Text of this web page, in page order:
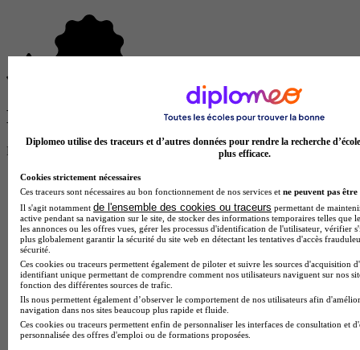
Donne ton avis !
Partage ton expérience et aide d’autres étudiants à faire le bon choix.
Diplomeo utilise des traceurs et d’autres données pour rendre la recherche
plus efficace.
Cookies strictement nécessaires
Ces traceurs sont nécessaires au bon fonctionnement de nos services et ne peuvent pas être
Il s'agit notamment de l'ensemble des cookies ou traceurs permettant de
active pendant sa navigation sur le site, de stocker des informations temporaires telles que
les annonces ou les offres vues, gérer les processus d'identification de l'utilisateur, vérifier
plus globalement garantir la sécurité du site web en détectant les tentatives d'accès
sécurité.
Ces cookies ou traceurs permettent également de piloter et suivre les sources d'acquisition
identifiant unique permettant de comprendre comment nos utilisateurs naviguent sur nos
fonction des différentes sources de trafic.
Ils nous permettent également d’observer le comportement de nos utilisateurs afin
navigation dans nos sites beaucoup plus rapide et fluide.
Ces cookies ou traceurs permettent enfin de personnaliser les interfaces de consultation et
personnalisée des offres d'emploi ou de formations proposées.